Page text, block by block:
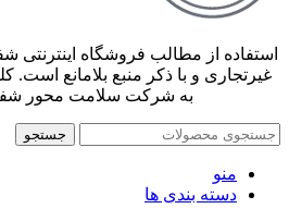
استفاده از مطالب فروشگاه
غیرتجاری و با ذکر منبع بلامانع است.
به شرکت سلامت محور
جستجو
منو
دسته بندی ها